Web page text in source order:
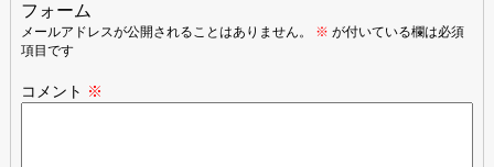
フォーム
メールアドレスが公開されることはありません。 ※ が付いている欄は必須
項目です
コメント ※